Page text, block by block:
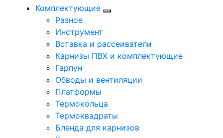
Комплектующие
Разное
Инструмент
Вставка и рассеиватели
Карнизы ПВХ и комплектующие
Гарпун
Обводы и вентиляции
Платформы
Термокольца
Термоквадраты
Бленда для карнизов